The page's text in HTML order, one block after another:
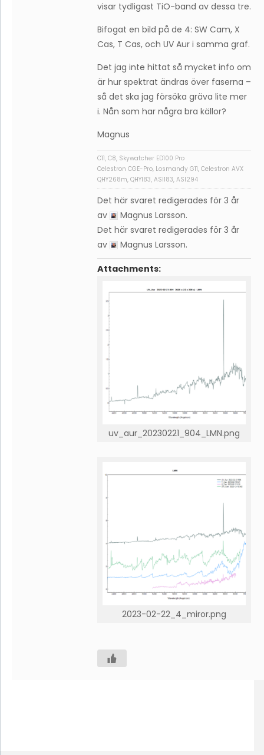
visar tydligast TiO-band av dessa tre.
Bifogat en bild på de 4: SW Cam, X
Cas, T Cas, och UV Aur i samma graf.
Det jag inte hittat så mycket info om
är hur spektrat ändras över faserna –
så det ska jag försöka gräva lite mer
i. Nån som har några bra källor?
Magnus
C11, C8, Skywatcher ED100 Pro
Celestron CGE-Pro, Losmandy G11, Celestron AVX
QHY268m, QHY183, ASI183, ASI294
Det här svaret redigerades för 3 år
av
Magnus Larsson.
Det här svaret redigerades för 3 år
av
Magnus Larsson.
Attachments:
uv_aur_20230221_904_LMN.png
2023-02-22_4_miror.png